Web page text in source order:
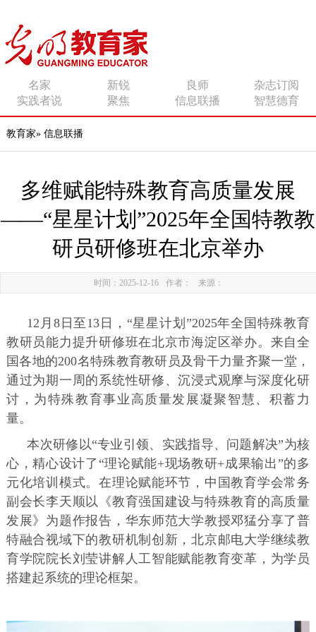
名家 新锐 良师
杂志订阅
实践者说
聚焦 信息联播 智慧德育
教育家» 信息联播
多维赋能特殊教育高质量发展
——“星星计划”2025年全国特教教
研员研修班在北京举办
时间：2025-12-16 作者： 来源：
12月8日至13日，“星星计划”2025年全国特殊教育
教研员能力提升研修班在北京市海淀区举办。来自全
国各地的200名特殊教育教研员及骨干力量齐聚一堂，
通过为期一周的系统性研修、沉浸式观摩与深度化研
讨，为特殊教育事业高质量发展凝聚智慧、积蓄力
量。
本次研修以“专业引领、实践指导、问题解决”为核
心，精心设计了“理论赋能+现场教研+成果输出”的多
元化培训模式。在理论赋能环节，中国教育学会常务
副会长李天顺以《教育强国建设与特殊教育的高质量
发展》为题作报告，华东师范大学教授邓猛分享了普
特融合视域下的教研机制创新，北京邮电大学继续教
育学院院长刘莹讲解人工智能赋能教育变革，为学员
搭建起系统的理论框架。